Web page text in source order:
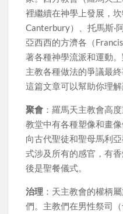
裡繼續在神學上發展，
Canterbury）、托馬斯·
亞西西的方濟各（
著各種神學流派和運動
主教各種做法的爭議最
這篇文章可以幫助你理解
聚會 ：羅馬天主教會高
教堂中有各種塑像和畫
向古代聖徒和聖母馬利
式涉及所有的感官，有
後是聖餐儀式。
治理 ：天主教會的權柄
們。主教們在男性祭司